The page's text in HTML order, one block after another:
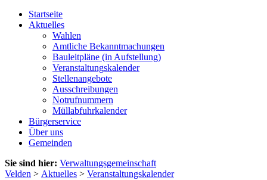
Startseite
Aktuelles
Wahlen
Amtliche Bekanntmachungen
Bauleitpläne (in Aufstellung)
Veranstaltungskalender
Stellenangebote
Ausschreibungen
Notrufnummern
Müllabfuhrkalender
Bürgerservice
Über uns
Gemeinden
Sie sind hier: Verwaltungsgemeinschaft
Velden > Aktuelles > Veranstaltungskalender